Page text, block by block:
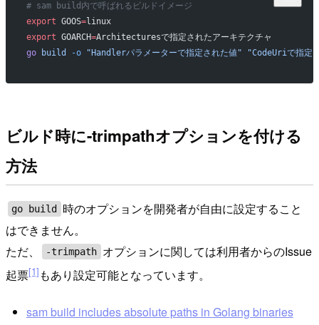
# sam build内で呼ばれるビルドイメージ
export GOOS=linux
export GOARCH=Architecturesで指定されたアーキテクチャ
go build -o "Handlerパラメーターで指定された値" "CodeUriで指定
ビルド時に-trimpathオプションを付ける
方法
go build
時のオプションを開発者が自由に設定すること
はできません。
ただ、
-trimpath オプションに関しては利用者からのIssue
起票[1] もあり設定可能となっています。
sam build includes absolute paths in Golang binaries